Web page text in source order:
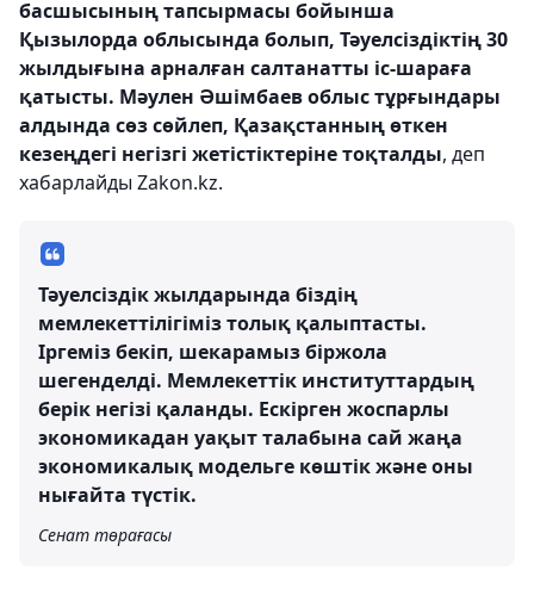
басшысының тапсырмасы бойынша
Қызылорда облысында болып, Тәуелсіздіктің 30
жылдығына арналған салтанатты іс-шараға
қатысты. Мәулен Әшімбаев облыс тұрғындары
алдында сөз сөйлеп, Қазақстанның өткен
кезеңдегі негізгі жетістіктеріне тоқталды, деп
хабарлайды Zakon.kz.
Тәуелсіздік жылдарында біздің
мемлекеттілігіміз толық қалыптасты.
Іргеміз бекіп, шекарамыз біржола
шегенделді. Мемлекеттік институттардың
берік негізі қаланды. Ескірген жоспарлы
экономикадан уақыт талабына сай жаңа
экономикалық модельге көштік және оны
нығайта түстік.
Сенат төрағасы